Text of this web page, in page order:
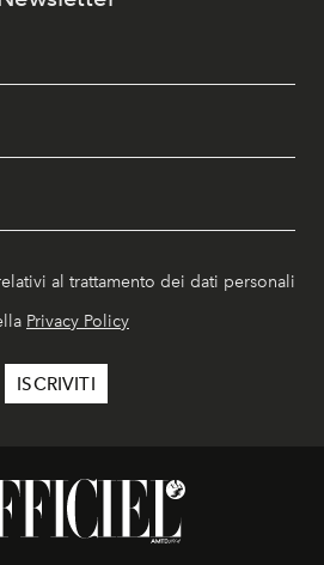
al trattamento dei dati personali
Privacy Policy